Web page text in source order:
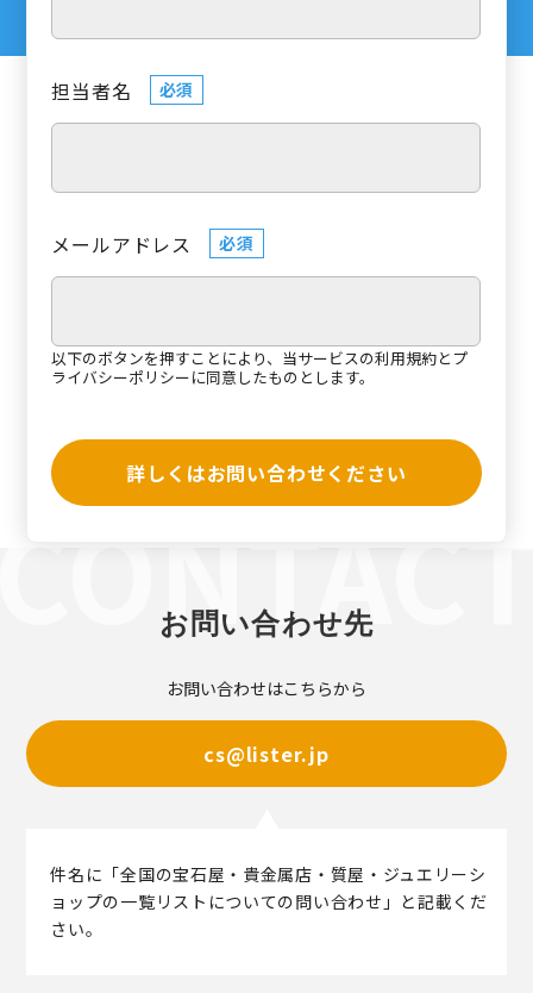
担当者名 必須
メールアドレス 必須
以下のボタンを押すことにより、当サービスの利用規約と プ
ライバシーポリシーに同意したものとします。
詳しくはお問い合わせください
お問い合わせ先
お問い合わせはこちらから
cs@lister.jp
件名に「全国の宝石屋・貴金属店・質屋・ジュエリーシ
ョップの一覧リストについての問い合わせ」と記載くだ
さい。